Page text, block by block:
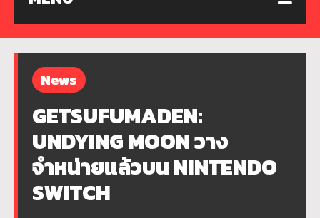
News
GETSUFUMADEN:
UNDYING MOON วาง
จำหน่ายแล้วบน NINTENDO
SWITCH